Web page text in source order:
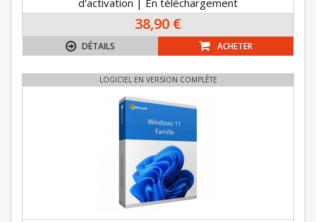
38,90 €
DÉTAILS ACHETER
LOGICIEL EN VERSION COMPLÈTE